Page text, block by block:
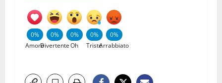
0%
Amore
0%
Divertente
0%
Oh
0%
Triste
0%
Arrabbiato